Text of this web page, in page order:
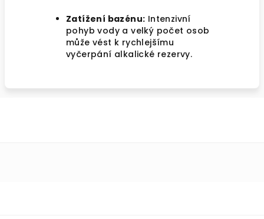
Zatížení bazénu: Intenzivní
pohyb vody a velký počet osob
může vést k rychlejšímu
vyčerpání alkalické rezervy.